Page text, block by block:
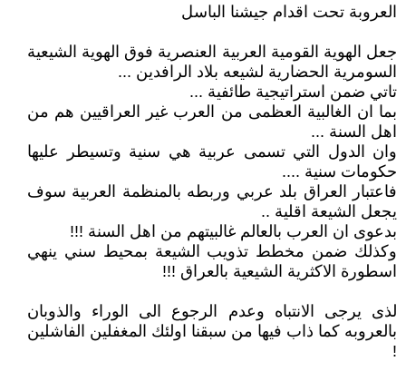
العروبة تحت اقدام جيشنا الباسل
جعل الهوية القومية العربية العنصرية فوق الهوية الشيعية
السومرية الحضارية لشيعه بلاد الرافدين ...
تاتي ضمن استراتيجية طائفية ...
بما ان الغالبية العظمى من العرب غير العراقيين هم من
اهل السنة ...
وان الدول التي تسمى عربية هي سنية وتسيطر عليها
حكومات سنية ....
فاعتبار العراق بلد عربي وربطه بالمنظمة العربية سوف
يجعل الشيعة اقلية ..
بدعوى ان العرب بالعالم غالبيتهم من اهل السنة !!!
وكذلك ضمن مخطط تذويب الشيعة بمحيط سني ينهي
اسطورة الاكثرية الشيعية بالعراق !!!
لذى يرجى الانتباه وعدم الرجوع الى الوراء والذوبان
بالعروبه كما ذاب فيها من سبقنا اولئك المغفلين الفاشلين
!